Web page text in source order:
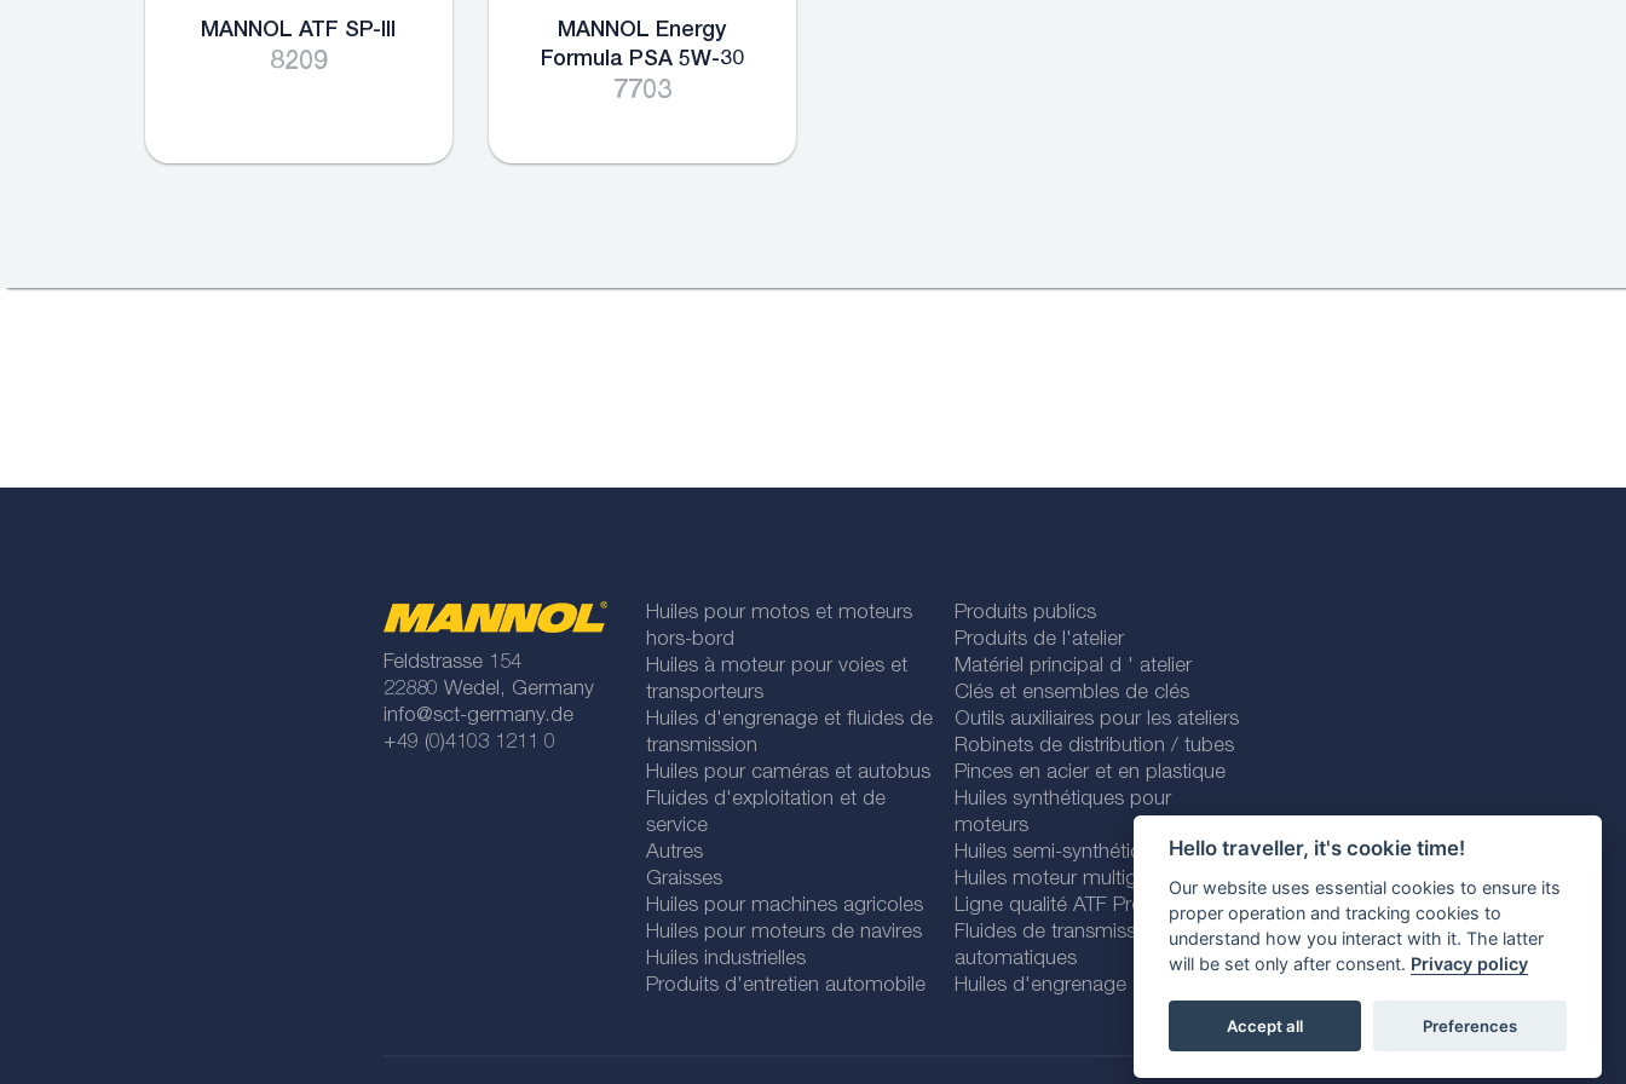
Hello traveller, it's cookie time!
Our website uses essential cookies to ensure its
proper operation and tracking cookies to
understand how you interact with it. The latter
will be set only after consent. Privacy policy
Accept all Preferences
MANNOL ATF SP-III
8209
MANNOL Energy
Formula PSA 5W-30
7703
Feldstrasse 154
22880 Wedel, Germany
info@sct-germany.de
+49 (0)4103 1211 0
Huiles pour motos et moteurs
hors-bord
Huiles à moteur pour voies et
transporteurs
Huiles d'engrenage et fluides de
transmission
Huiles pour caméras et autobus
Fluides d'exploitation et de
service
Autres
Graisses
Huiles pour machines agricoles
Huiles pour moteurs de navires
Huiles industrielles
Produits d'entretien automobile
Produits publics
Produits de l'atelier
Matériel principal d ' atelier
Clés et ensembles de clés
Outils auxiliaires pour les ateliers
Robinets de distribution / tubes
Pinces en acier et en plastique
Huiles synthétiques pour
moteurs
Huiles semi-synthétiques
Huiles moteur multigrades
Ligne qualité ATF Premium
Fluides de transmission
automatiques
Huiles d'engrenage